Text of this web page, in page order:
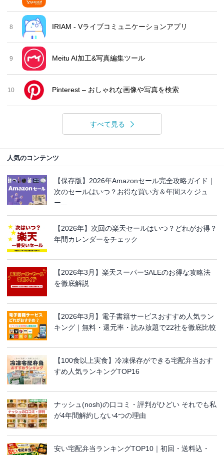
8 IRIAM - Vライブコミュニケーションアプリ
9 Meitu AI加工&写真編集ツール
10 Pinterest – おしゃれな画像や写真を検索
すべて見る
人気のコンテンツ
【保存版】2026年Amazonセール完全攻略ガイド｜
次のセールはいつ？お得な買い方＆年間スケジュ
ー...
【2026年】次回の楽天セールはいつ？どれがお得？
年間カレンダーをチェック
【2026年3月】楽天スーパーSALEのお得な攻略法
を徹底解説
【2026年3月】電子書籍サービスおすすめ人気ラン
キング｜無料・還元率・読み放題で22社を徹底比較
【100食以上実食】冷凍保存ができる宅配弁当おす
すめ人気ランキングTOP16
ナッシュ(nosh)の口コミ・評判がひどい それでも私
が4年間解約しない4つの理由
安い宅配弁当ランキングTOP10｜初回・送料込・